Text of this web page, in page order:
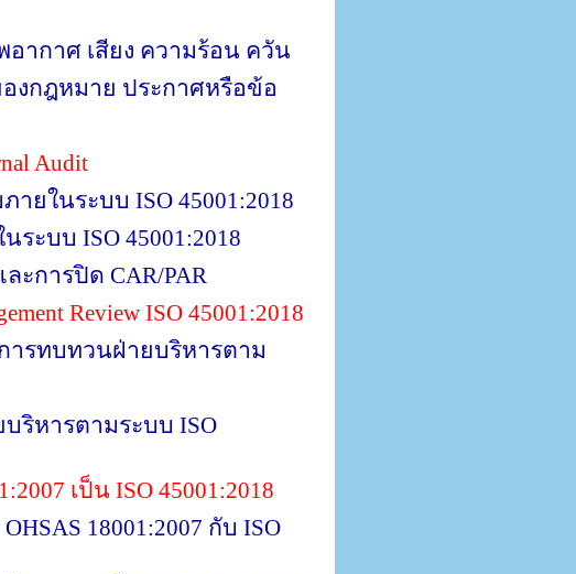
ากาศ เสียง ความร้อน ควัน
งกฎหมาย ประกาศหรือข้อ
Audit
ายในระบบ ISO 45001:2018
ระบบ ISO 45001:2018
ละการปิด CAR/PAR
Review ISO 45001:2018
ารทบทวนฝ่ายบริหารตาม
ริหารตามระบบ ISO
เป็น ISO 45001:2018
OHSAS 18001:2007 กับ ISO